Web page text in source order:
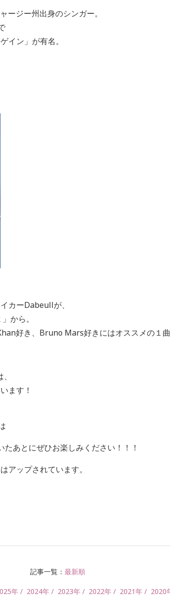
ージー州出身のシンガー。
イン」が有名。
カーDabeullが、
」から。
好き、Bruno Mars好きにはオススメの１
ます！
あとにぜひお楽しみください！！！
はアップされています。
記事一覧： 最新順
年 2024年 2023年 2022年 2021年 2020